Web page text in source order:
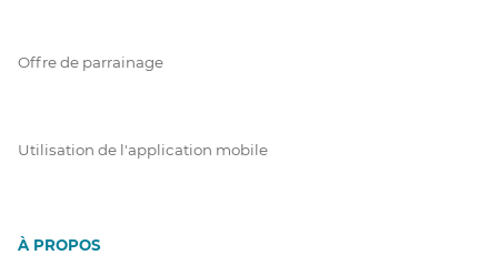
Offre de parrainage
Utilisation de l'application mobile
À PROPOS